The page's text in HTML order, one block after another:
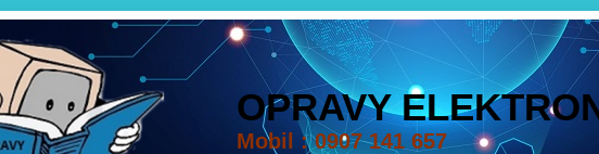
OPRAVY
Mobil : 0907 141 657